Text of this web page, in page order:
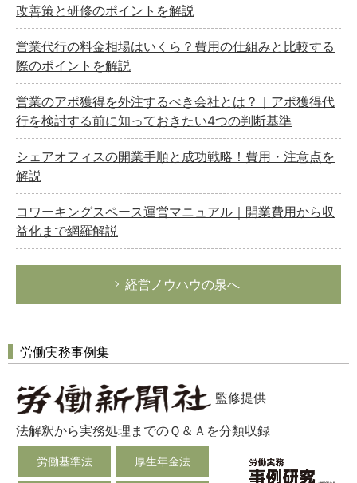
改善策と研修のポイントを解説
営業代行の料金相場はいくら？費用の仕組みと比較する
際のポイントを解説
営業のアポ獲得を外注するべき会社とは？｜アポ獲得代
行を検討する前に知っておきたい4つの判断基準
シェアオフィスの開業手順と成功戦略！費用・注意点を
解説
コワーキングスペース運営マニュアル｜開業費用から収
益化まで網羅解説
経営ノウハウの泉へ
労働実務事例集
監修提供
法解釈から実務処理までのＱ＆Ａを分類収録
労働基準法 厚生年金法